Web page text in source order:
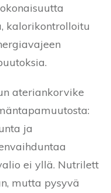
kalorikontrolloitu
ateriankorvike
ja
ei yllä. Nutrilett
mutta pysyvä